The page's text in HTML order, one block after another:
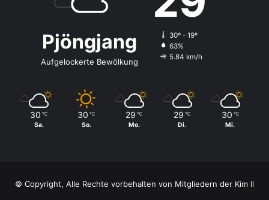
Pjöngjang
Aufgelockerte Bewölkung
30º - 19º
63%
5.84 km/h
30 ℃
Sa.
30 ℃
So.
29 ℃
Mo.
29 ℃
Di.
30 ℃
Mi.
© Copyright, Alle Rechte vorbehalten von Mitgliedern der Kim Il